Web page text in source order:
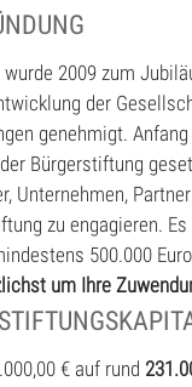
2009 zum
der
genehmigt.
Bürgerstiftung
Unternehmen,
zu engagieren.
500.000
um Ihre
€ auf rund